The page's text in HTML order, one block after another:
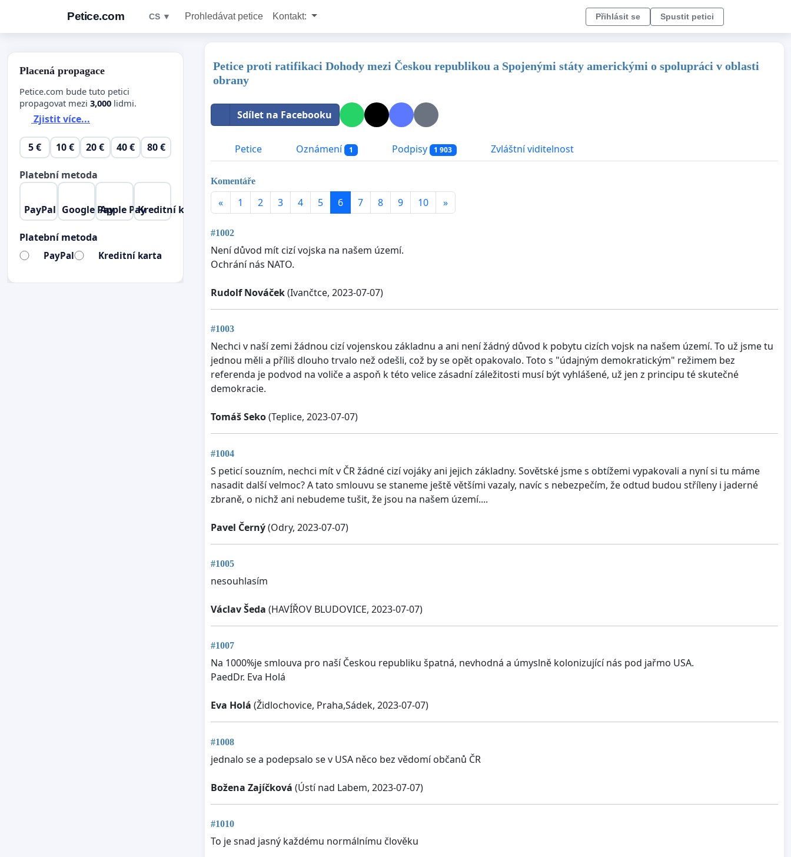
Petice.com CS ▼ Prohledávat petice Kontakt: Přihlásit se Spustit petici
Petice proti ratifikaci Dohody mezi Českou republikou a Spojenými státy americkými o spolupráci v oblasti
obrany
Sdílet na Facebooku
Petice Oznámení 1 Podpisy 1 903 Zvláštní viditelnost
Komentáře
« 1 2 3 4 5 6 7 8 9 10 »
#1002
Není důvod mít cizí vojska na našem území.
Ochrání nás NATO.
Rudolf Nováček(Ivančtce, 2023-07-07)
#1003
Nechci v naší zemi žádnou cizí vojenskou základnu a ani není žádný důvod k pobytu cizích vojsk na našem území. To už jsme tu
jednou měli a příliš dlouho trvalo než odešli, což by se opět opakovalo. Toto s "údajným demokratickým" režimem bez
referenda je podvod na voliče a aspoň k této velice zásadní záležitosti musí být vyhlášené, už jen z principu té skutečné
demokracie.
Tomáš Seko(Teplice, 2023-07-07)
#1004
S peticí souzním, nechci mít v ČR žádné cizí vojáky ani jejich základny. Sovětské jsme s obtížemi vypakovali a nyní si tu máme
nasadit další velmoc? A tato smlouvu se staneme ještě většími vazaly, navíc s nebezpečím, že odtud budou stříleny i jaderné
zbraně, o nichž ani nebudeme tušit, že jsou na našem území....
Pavel Černý(Odry, 2023-07-07)
#1005
nesouhlasím
Václav Šeda (HAVÍŘOV BLUDOVICE, 2023-07-07)
#1007
Na 1000%je smlouva pro naší Českou republiku špatná, nevhodná a úmyslně kolonizující nás pod jařmo USA.
PaedDr. Eva Holá
Eva Holá (Židlochovice, Praha,Sádek, 2023-07-07)
#1008
jednalo se a podepsalo se v USA něco bez vědomí občanů ČR
Božena Zajíčková (Ústí nad Labem, 2023-07-07)
#1010
To je snad jasný každému normálnímu člověku
Placená propagace
Petice.com bude tuto petici
propagovat mezi 3,000 lidmi.
Zjistit více...
5 € 10 € 20 € 40 € 80 €
Platební metoda
PayPal Google PayApple PayKreditní karta
Platební metoda
PayPal Kreditní karta